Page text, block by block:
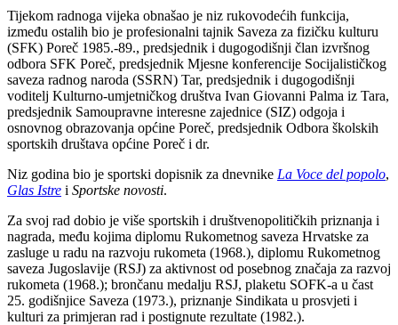
Tijekom radnoga vijeka obnašao je niz rukovodećih funkcija,
između ostalih bio je profesionalni tajnik Saveza za fizičku kulturu
(SFK) Poreč 1985.-89., predsjednik i dugogodišnji član izvršnog
odbora SFK Poreč, predsjednik Mjesne konferencije Socijalističkog
saveza radnog naroda (SSRN) Tar, predsjednik i dugogodišnji
voditelj Kulturno-umjetničkog društva Ivan Giovanni Palma iz Tara,
predsjednik Samoupravne interesne zajednice (SIZ) odgoja i
osnovnog obrazovanja općine Poreč, predsjednik Odbora školskih
sportskih društava općine Poreč i dr.
Niz godina bio je sportski dopisnik za dnevnike La Voce del popolo,
Glas Istre i Sportske novosti.
Za svoj rad dobio je više sportskih i društvenopolitičkih priznanja i
nagrada, među kojima diplomu Rukometnog saveza Hrvatske za
zasluge u radu na razvoju rukometa (1968.), diplomu Rukometnog
saveza Jugoslavije (RSJ) za aktivnost od posebnog značaja za razvoj
rukometa (1968.); brončanu medalju RSJ, plaketu SOFK-a u čast
25. godišnjice Saveza (1973.), priznanje Sindikata u prosvjeti i
kulturi za primjeran rad i postignute rezultate (1982.).